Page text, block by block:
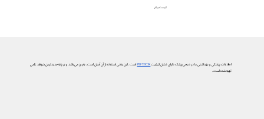
کیست بیکر
اطلاعات پزشکی و بهداشتی ما در دیجی‌پزشک دارای نشان کیفیتPIF TICKاست. این یعنی استفاده از آن آسان است، به‌روز می‌باشد و بر پایه جدیدترین شواهد علمی
تهیه شده است.